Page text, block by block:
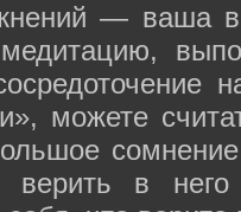
— ваша
можете
сомнение
верить в